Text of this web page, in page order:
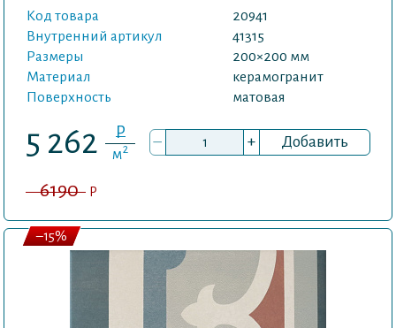
Код товара
20941
Внутренний артикул
41315
Размеры
200×200 мм
Материал
керамогранит
Поверхность
матовая
5 262 P
м2 – + Добавить
6190 P
–15%